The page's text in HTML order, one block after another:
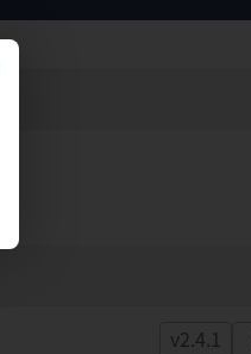
v2.4.1